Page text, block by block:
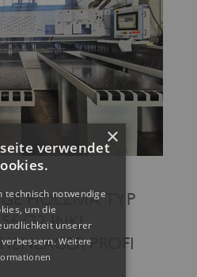
HOLZMA TYP
56/22 INKL.
PROFI
×
verwendet
technisch notwendige
um die
unserer
Weitere